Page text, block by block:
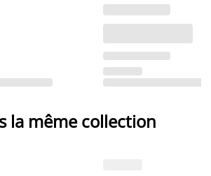
la même collection